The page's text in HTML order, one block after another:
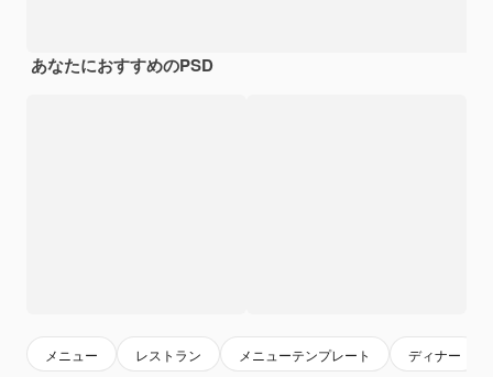
あなたにおすすめのPSD
メニュー レストラン メニューテンプレート ディナー